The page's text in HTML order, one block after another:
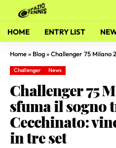
HOME ENTRY LIST
Home» Blog»Challenger 75 Milano 2026, sfuma il
Challenger News
Challenger 75
sfuma il sogno
Cecchinato:
in tre set